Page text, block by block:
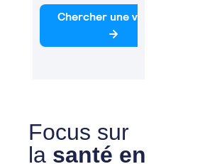
Focus sur
la santé en